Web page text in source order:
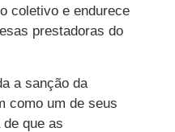
coletivo e endurece
prestadoras do
a sanção da
como um de seus
que as